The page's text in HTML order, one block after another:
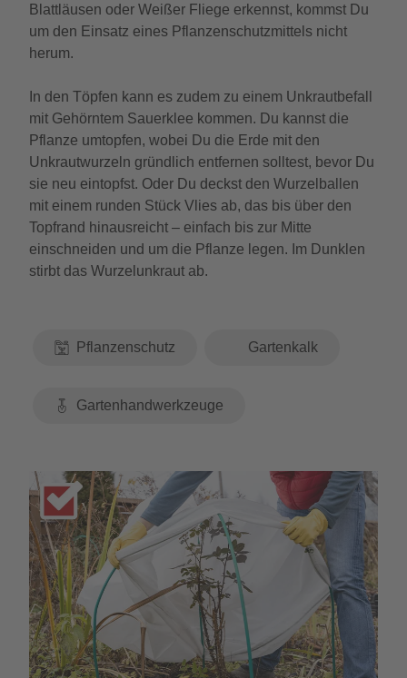
Blattläusen oder Weißer Fliege erkennst, kommst Du
um den Einsatz eines Pflanzenschutzmittels nicht
herum.
In den Töpfen kann es zudem zu einem Unkrautbefall
mit Gehörntem Sauerklee kommen. Du kannst die
Pflanze umtopfen, wobei Du die Erde mit den
Unkrautwurzeln gründlich entfernen solltest, bevor Du
sie neu eintopfst. Oder Du deckst den Wurzelballen
mit einem runden Stück Vlies ab, das bis über den
Topfrand hinausreicht – einfach bis zur Mitte
einschneiden und um die Pflanze legen. Im Dunklen
stirbt das Wurzelunkraut ab.
Pflanzenschutz Gartenkalk
Gartenhandwerkzeuge